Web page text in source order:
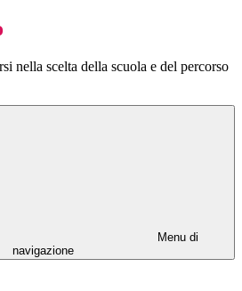
nella scelta della scuola e del percorso
Menu di
navigazione